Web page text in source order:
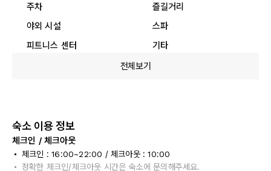
주차
즐길거리
야외 시설
스파
피트니스 센터
기타
전체보기
숙소 이용 정보
체크인 / 체크아웃
체크인 : 16:00~22:00 / 체크아웃 : 10:00
정확한 체크인/체크아웃 시간은 숙소에 문의해주세요.